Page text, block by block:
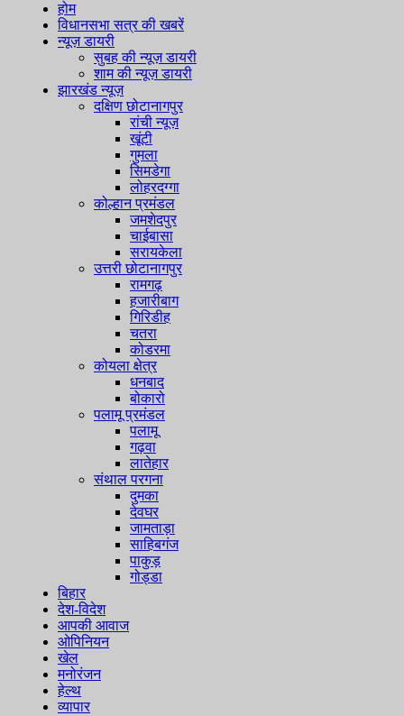
होम
विधानसभा सत्र की खबरें
न्यूज़ डायरी
सुबह की न्यूज़ डायरी
शाम की न्यूज़ डायरी
झारखंड न्यूज़
दक्षिण छोटानागपुर
रांची न्यूज़
खूंटी
गुमला
सिमडेगा
लोहरदग्गा
कोल्हान प्रमंडल
जमशेदपुर
चाईबासा
सरायकेला
उत्तरी छोटानागपुर
रामगढ़
हजारीबाग
गिरिडीह
चतरा
कोडरमा
कोयला क्षेत्र
धनबाद
बोकारो
पलामू प्रमंडल
पलामू
गढ़वा
लातेहार
संथाल परगना
दुमका
देवघर
जामताड़ा
साहिबगंज
पाकुड़
गोड्डा
बिहार
देश-विदेश
आपकी आवाज
ओपिनियन
खेल
मनोरंजन
हेल्थ
व्यापार